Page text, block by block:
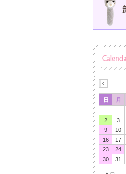
日 月
2
3
9
10
16
17
23
24
30
31